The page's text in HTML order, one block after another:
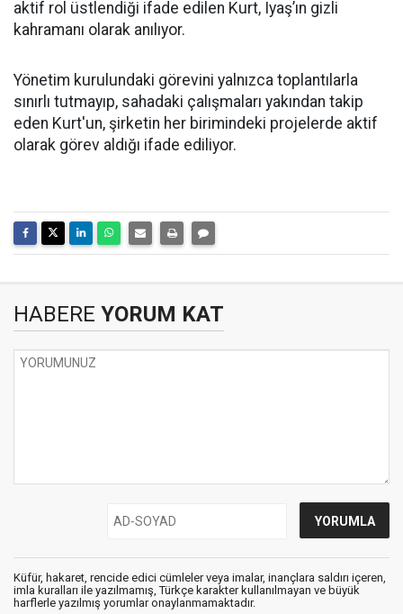
aktif rol üstlendiği ifade edilen Kurt, Iyaş’ın gizli
kahramanı olarak anılıyor.
Yönetim kurulundaki görevini yalnızca toplantılarla
sınırlı tutmayıp, sahadaki çalışmaları yakından takip
eden Kurt'un, şirketin her birimindeki projelerde aktif
olarak görev aldığı ifade ediliyor.
HABERE YORUM KAT
Küfür, hakaret, rencide edici cümleler veya imalar, inançlara saldırı içeren,
imla kuralları ile yazılmamış, Türkçe karakter kullanılmayan ve büyük
harflerle yazılmış yorumlar onaylanmamaktadır.